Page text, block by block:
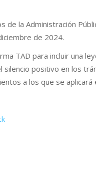
de la Administración
de 2024.
TAD para incluir una
silencio positivo en los
a los que se aplicará